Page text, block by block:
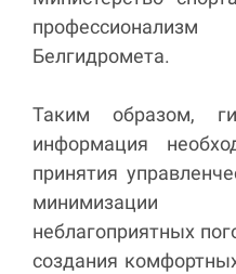
Белгидромета.
Таким образом,
информация
принятия
минимизации
неблагоприятных
создания